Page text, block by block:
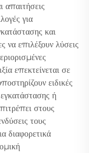
για
και
να επιλέξουν λύσεις
επεκτείνεται σε
ειδικές
ή
στους
τους
διαφορετικά